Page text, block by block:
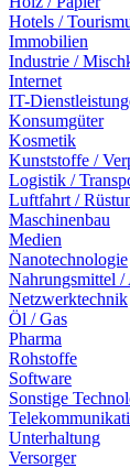
Hotels /
Immobilien
Industrie /
Internet
IT-
Konsumgüter
Kosmetik
Kunststoffe /
Logistik /
Luftfahrt /
Maschinenbau
Medien
Nanotechnologie
Nahrungsmittel /
Netzwerktechnik
Öl / Gas
Pharma
Rohstoffe
Software
Sonstige
Unterhaltung
Versorger